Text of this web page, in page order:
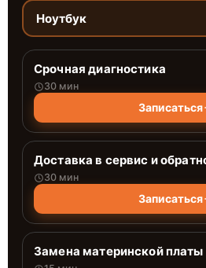
Ноутбук
Срочная диагностика
30 мин
Записаться
Доставка в сервис и
30 мин
Записаться
Замена материнской платы